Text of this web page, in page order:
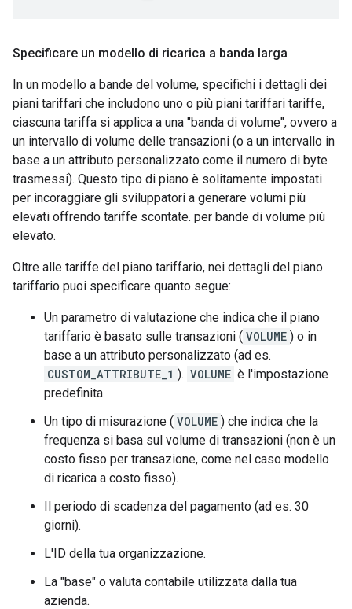
Specificare un modello di ricarica a banda larga
In un modello a bande del volume, specifichi i dettagli dei
piani tariffari che includono uno o più piani tariffari tariffe,
ciascuna tariffa si applica a una "banda di volume", ovvero a
un intervallo di volume delle transazioni (o a un intervallo in
base a un attributo personalizzato come il numero di byte
trasmessi). Questo tipo di piano è solitamente impostati
per incoraggiare gli sviluppatori a generare volumi più
elevati offrendo tariffe scontate. per bande di volume più
elevato.
Oltre alle tariffe del piano tariffario, nei dettagli del piano
tariffario puoi specificare quanto segue:
Un parametro di valutazione che indica che il piano
tariffario è basato sulle transazioni ( VOLUME ) o in
base a un attributo personalizzato (ad es.
CUSTOM_ATTRIBUTE_1 ). VOLUME è l'impostazione
predefinita.
Un tipo di misurazione ( VOLUME ) che indica che la
frequenza si basa sul volume di transazioni (non è un
costo fisso per transazione, come nel caso modello
di ricarica a costo fisso).
Il periodo di scadenza del pagamento (ad es. 30
giorni).
L'ID della tua organizzazione.
La "base" o valuta contabile utilizzata dalla tua
azienda.